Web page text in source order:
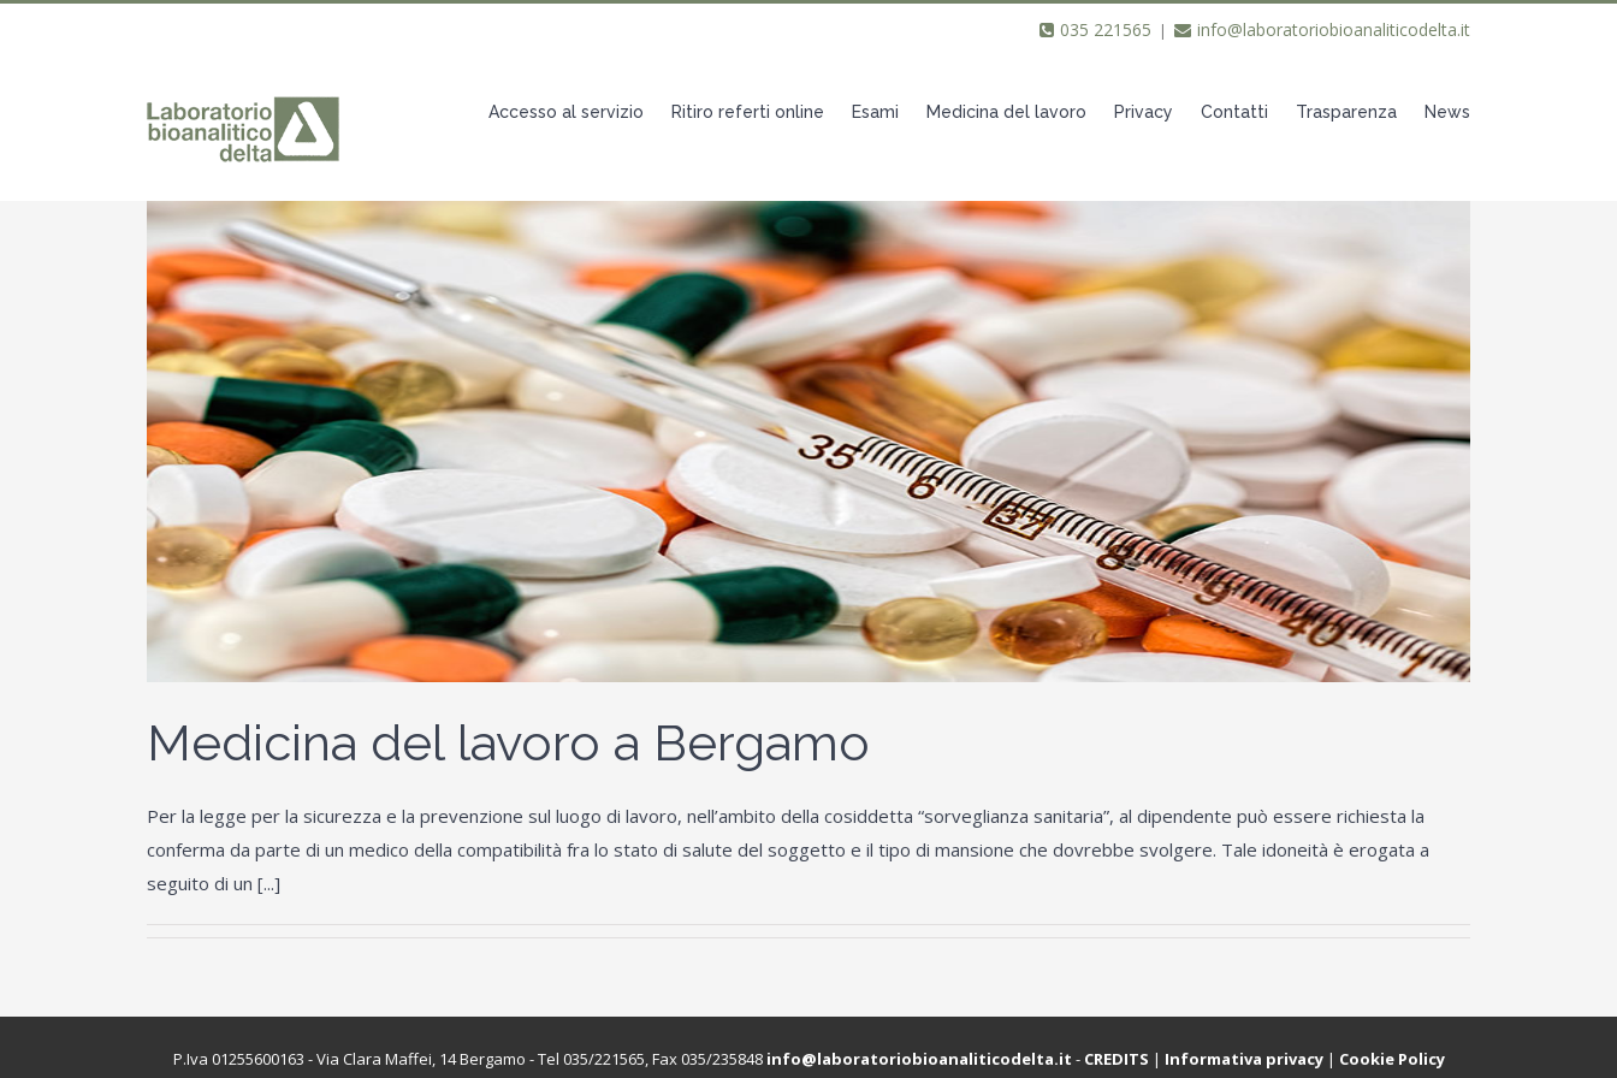
035 221565 | info@laboratoriobioanaliticodelta.it
Accesso al servizio Ritiro referti online Esami Medicina del lavoro Privacy Contatti Trasparenza News
Medicina del lavoro a Bergamo
Per la legge per la sicurezza e la prevenzione sul luogo di lavoro, nell’ambito della cosiddetta “sorveglianza sanitaria”, al dipendente può essere richiesta la
conferma da parte di un medico della compatibilità fra lo stato di salute del soggetto e il tipo di mansione che dovrebbe svolgere. Tale idoneità è erogata a
seguito di un [...]
P.Iva 01255600163 - Via Clara Maffei, 14 Bergamo - Tel 035/221565, Fax 035/235848 info@laboratoriobioanaliticodelta.it - CREDITS | Informativa privacy| Cookie Policy